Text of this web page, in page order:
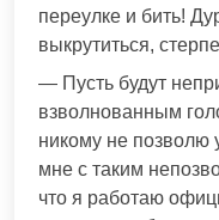
переулке и бить!
выкрутиться,
— Пусть будут
взволнованным
никому не позволю
мне с таким
что я работаю